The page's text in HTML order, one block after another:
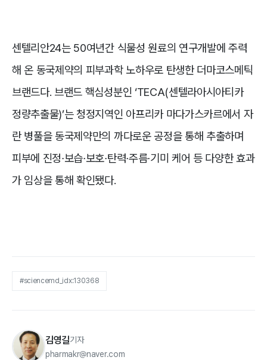
센텔리안24는 50여년간 식물성 원료의 연구개발에 주력
해 온 동국제약의 피부과학 노하우로 탄생한 더마코스메틱
브랜드다. 브랜드 핵심성분인 ‘TECA(센텔라아시아티카
정량추출물)’는 청정지역인 아프리카 마다가스카르에서 자
란 병풀을 동국제약만의 까다로운 공정을 통해 추출하며
피부에 진정∙보습∙보호∙탄력∙주름∙기미 케어 등 다양한 효과
가 임상을 통해 확인됐다.
#sciencemd_idx:130368
김영길기자
pharmakr@naver.com